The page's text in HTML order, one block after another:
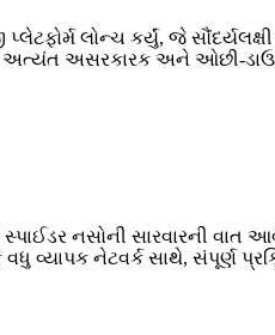
લોન્ચ કર્યું, જે
અસરકારક અને ઓછી-
નસોની સારવારની વાત
વ્યાપક નેટવર્ક સાથે, સંપૂર્ણ